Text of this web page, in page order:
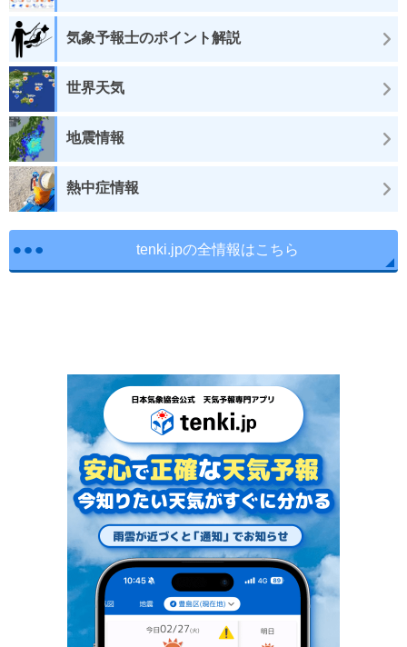
気象予報士のポイント解説
世界天気
地震情報
熱中症情報
tenki.jpの全情報はこちら